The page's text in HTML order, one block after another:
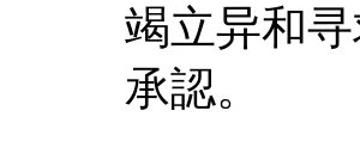
竭立异和
承認。